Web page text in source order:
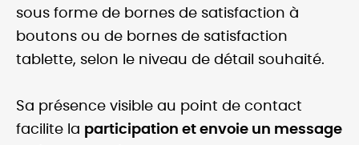
sous forme de bornes de satisfaction à
boutons ou de bornes de satisfaction
tablette, selon le niveau de détail souhaité.
Sa présence visible au point de contact
facilite la participation et envoie un message